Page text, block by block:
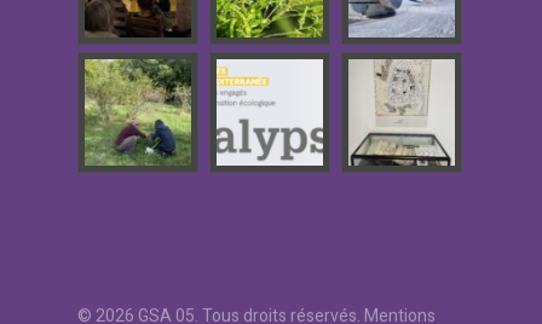
© 2026 GSA 05. Tous droits réservés. Mentions